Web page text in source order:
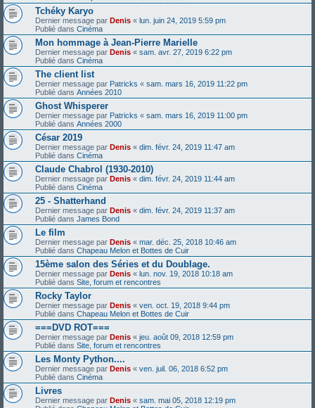
Tchéky Karyo
Dernier message par Denis « lun. juin 24, 2019 5:59 pm
Publié dans Cinéma
Mon hommage à Jean-Pierre Marielle
Dernier message par Denis « sam. avr. 27, 2019 6:22 pm
Publié dans Cinéma
The client list
Dernier message par Patricks « sam. mars 16, 2019 11:22 pm
Publié dans Années 2010
Ghost Whisperer
Dernier message par Patricks « sam. mars 16, 2019 11:00 pm
Publié dans Années 2000
César 2019
Dernier message par Denis « dim. févr. 24, 2019 11:47 am
Publié dans Cinéma
Claude Chabrol (1930-2010)
Dernier message par Denis « dim. févr. 24, 2019 11:44 am
Publié dans Cinéma
25 - Shatterhand
Dernier message par Denis « dim. févr. 24, 2019 11:37 am
Publié dans James Bond
Le film
Dernier message par Denis « mar. déc. 25, 2018 10:46 am
Publié dans Chapeau Melon et Bottes de Cuir
15ème salon des Séries et du Doublage.
Dernier message par Denis « lun. nov. 19, 2018 10:18 am
Publié dans Site, forum et rencontres
Rocky Taylor
Dernier message par Denis « ven. oct. 19, 2018 9:44 pm
Publié dans Chapeau Melon et Bottes de Cuir
===DVD ROT===
Dernier message par Denis « jeu. août 09, 2018 12:59 pm
Publié dans Site, forum et rencontres
Les Monty Python....
Dernier message par Denis « ven. juil. 06, 2018 6:52 pm
Publié dans Cinéma
Livres
Dernier message par Denis « sam. mai 05, 2018 12:19 pm